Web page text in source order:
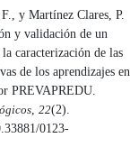
y Martínez Clares, P.
y validación de un
caracterización de las
de los aprendizajes en
PREVAPREDU.
, 22(2).
0123-